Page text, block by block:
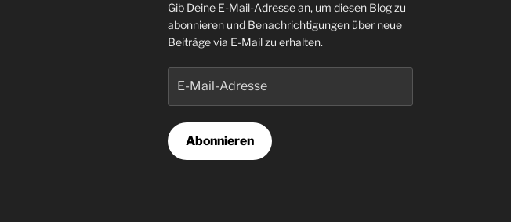
Gib Deine E-Mail-Adresse an, um diesen Blog zu
abonnieren und Benachrichtigungen über neue
Beiträge via E-Mail zu erhalten.
Mail-
Adresse
Abonnieren